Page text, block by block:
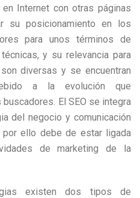
Internet con otras páginas
su posicionamiento en los
para unos términos de
y su relevancia para
diversas y se encuentran
a la evolución que
El SEO se integra
del negocio y comunicación
ello debe de estar ligada
de marketing de la
existen dos tipos de